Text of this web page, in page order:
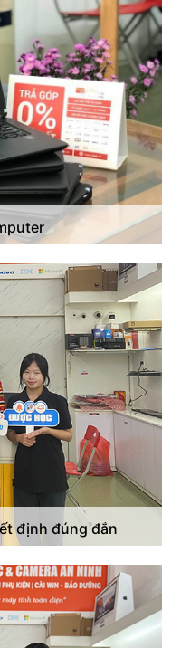
định đúng đắn